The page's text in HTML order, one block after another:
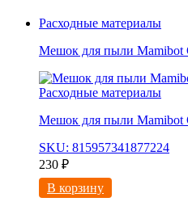
Расходные материалы
Мешок для пыли Mamibot
Расходные материалы
Мешок для пыли Mamibot
SKU: 815957341877224
230 ₽
В корзину